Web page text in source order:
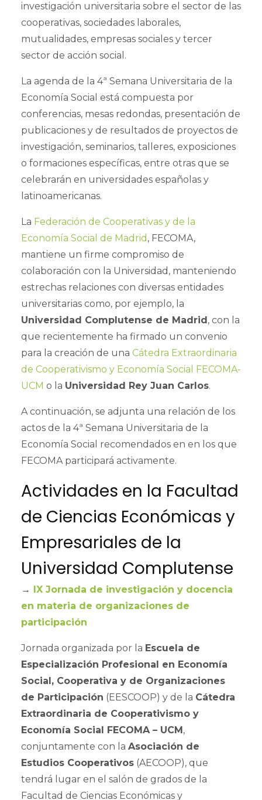
investigación universitaria sobre el sector de las
cooperativas, sociedades laborales,
mutualidades, empresas sociales y tercer
sector de acción social.
La agenda de la 4ª Semana Universitaria de la
Economía Social está compuesta por
conferencias, mesas redondas, presentación de
publicaciones y de resultados de proyectos de
investigación, seminarios, talleres, exposiciones
o formaciones específicas, entre otras que se
celebrarán en universidades españolas y
latinoamericanas.
La Federación de Cooperativas y de la
Economía Social de Madrid , FECOMA,
mantiene un firme compromiso de
colaboración con la Universidad, manteniendo
estrechas relaciones con diversas entidades
universitarias como, por ejemplo, la
Universidad Complutense de Madrid , con la
que recientemente ha firmado un convenio
para la creación de una Cátedra Extraordinaria
de Cooperativismo y Economía Social FECOMA-
UCM o la Universidad Rey Juan Carlos.
A continuación, se adjunta una relación de los
actos de la 4ª Semana Universitaria de la
Economía Social recomendados en en los que
FECOMA participará activamente.
Actividades en la Facultad
de Ciencias Económicas y
Empresariales de la
Universidad Complutense
→
IX Jornada de investigación y docencia
en materia de organizaciones de
participación
Jornada organizada por la Escuela de
Especialización Profesional en Economía
Social, Cooperativa y de Organizaciones
de Participación (EESCOOP) y de la Cátedra
Extraordinaria de Cooperativismo y
Economía Social FECOMA – UCM ,
conjuntamente con la Asociación de
Estudios Cooperativos(AECOOP), que
tendrá lugar en el salón de grados de la
Facultad de Ciencias Económicas y